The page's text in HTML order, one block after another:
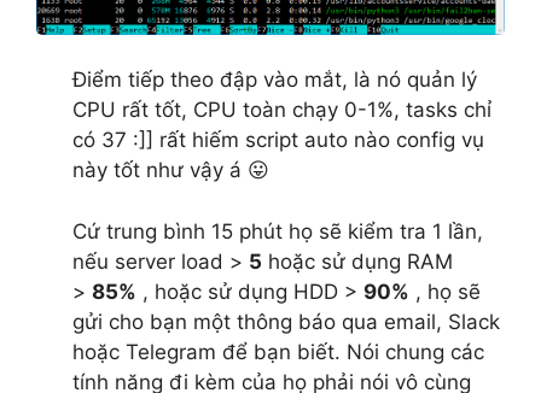
Điểm tiếp theo đập vào mắt, là nó quản lý
CPU rất tốt, CPU toàn chạy 0-1%, tasks chỉ
có 37 :]] rất hiếm script auto nào config vụ
này tốt như vậy á 😛
Cứ trung bình 15 phút họ sẽ kiểm tra 1 lần,
nếu server load > 5 hoặc sử dụng RAM
> 85% , hoặc sử dụng HDD > 90% , họ sẽ
gửi cho bạn một thông báo qua email, Slack
hoặc Telegram để bạn biết. Nói chung các
tính năng đi kèm của họ phải nói vô cùng